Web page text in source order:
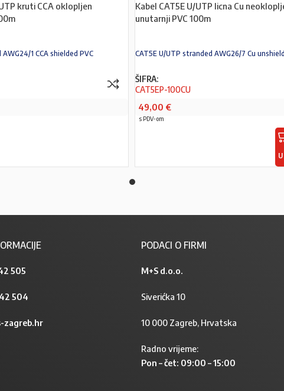
kruti CCA oklopljen
1 CCA shielded PVC
Kabel CAT5E U/UTP licna Cu
unutarnji PVC 100m
CAT5E U/UTP stranded AWG26/7 Cu
ŠIFRA:
CAT5EP-100CU
49,00 €
s PDV-om
505
504
zagreb.hr
PODACI O FIRMI
M+S d.o.o.
Siverićka 10
10 000 Zagreb, Hrvatska
Radno vrijeme:
Pon – čet: 09:00 – 15:00